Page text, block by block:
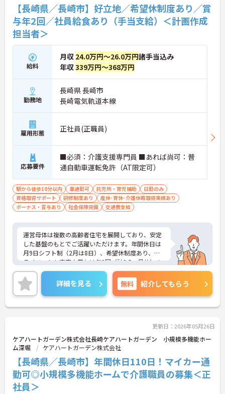
【長崎県／長崎市】好立地／希望休制度あり／賞
与年2回／社員給食あり（手当支給）＜計画作成
担当者＞
給料
月収 24.0万円～26.0万円諸手当込み
年収339万円～368万円
勤務地
長崎県 長崎市
長崎電気軌道本線
雇用形態 正社員(正職員)
応募要件
■必須：介護支援専門員 ■あれば尚可：普
通自動車運転免許（AT限定可）
駅から徒歩10分以内 車通勤可 託児所・育児補助
日勤のみ
資格取得サポート
研修制度あり
産休･育休･介護休暇取得実績あり
ボーナス・賞与あり
社会保険完備 交通費支給
運営母体は複数の高齢者住宅を展開しており、安定
した基盤のもとでご活躍いただけます。年間休日は
月9日シフト制（2月は8日）、希望休制度あり、プ
ライベートも充実♪賞与は年2回（計2.5ヶ月分）の
実績があり、頑張りが評価される環境です。社員給
食（食事補助手当5,600円支給）や育児給付金制度
（最大10万円支給）など、福利厚生も魅力。社内研
修や資格取得支援制度（対象資格の取得費用を最大
10万円まで補助）も整っており、スキルアップを目
など、さらに詳細をお話ししますのでお気軽にご相
詳細を見る 無料 紹介してもらう
更新日：2026年05月26日
ケアハートガーデン株式会社長崎ケアハートガーデン 小規模多機能ホー
ム深堀
ケアハートガーデン株式会社
【長崎県／長崎市】年間休日110日！マイカー通
勤可◎小規模多機能ホームで介護職員の募集＜正
社員＞